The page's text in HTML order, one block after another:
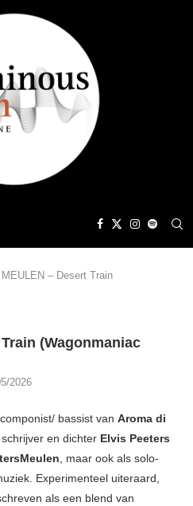
MEULEN – Desert Train
(Wagonmaniac
2026
bassist van Aroma di
en dichter Elvis Peeters
, maar ook als solo-
Experimenteel uiteraard,
als een blend van